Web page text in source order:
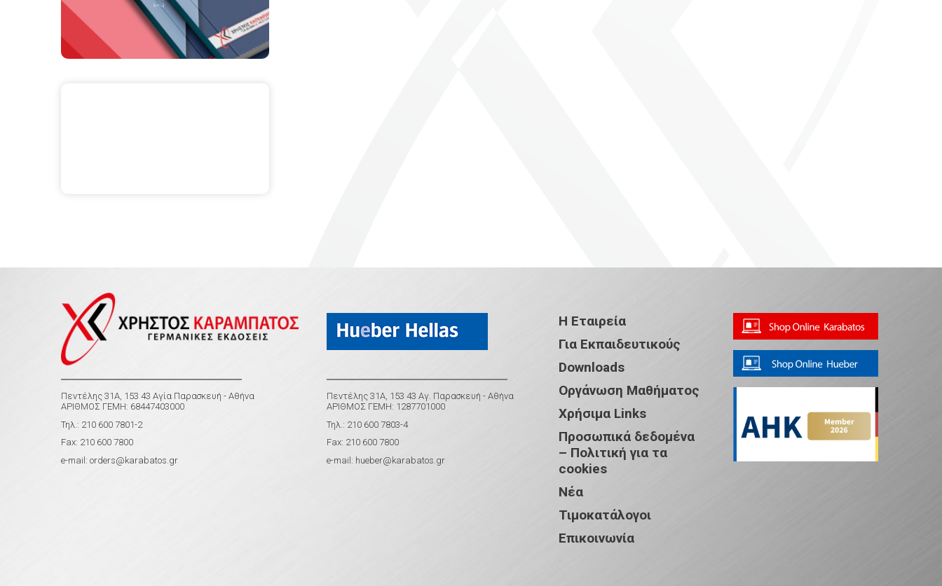
Πεντέλης 31Α, 153 43 Αγία Παρασκευή - Αθήνα
ΑΡΙΘΜΟΣ ΓΕΜΗ: 68447403000
Τηλ.: 210 600 7801-2
Fax: 210 600 7800
e-mail: orders@karabatos.gr
Πεντέλης 31Α, 153 43 Αγ. Παρασκευή - Αθήνα
ΑΡΙΘΜΟΣ ΓΕΜΗ: 1287701000
Τηλ.: 210 600 7803-4
Fax: 210 600 7800
e-mail: hueber@karabatos.gr
Η Εταιρεία
Για Εκπαιδευτικούς
Downloads
Οργάνωση Μαθήματος
Χρήσιμα Links
Προσωπικά δεδομένα
– Πολιτική για τα
cookies
Νέα
Τιμοκατάλογοι
Επικοινωνία